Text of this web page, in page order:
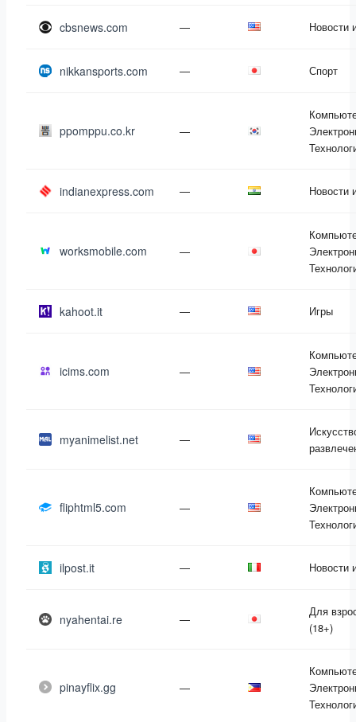
cbsnews.com —
nikkansports.com — Спорт
ppomppu.co.kr —
indianexpress.com —
worksmobile.com —
kahoot.it — Игры
icims.com —
myanimelist.net —
fliphtml5.com —
ilpost.it —
nyahentai.re —
Для
(18+)
pinayflix.gg —